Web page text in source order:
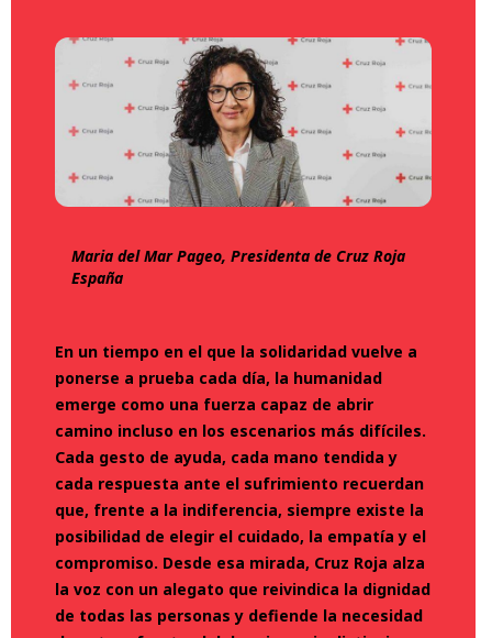
Maria del Mar Pageo, Presidenta de Cruz Roja
España
En un tiempo en el que la solidaridad vuelve a
ponerse a prueba cada día, la humanidad
emerge como una fuerza capaz de abrir
camino incluso en los escenarios más difíciles.
Cada gesto de ayuda, cada mano tendida y
cada respuesta ante el sufrimiento recuerdan
que, frente a la indiferencia, siempre existe la
posibilidad de elegir el cuidado, la empatía y el
compromiso. Desde esa mirada, Cruz Roja alza
la voz con un alegato que reivindica la dignidad
de todas las personas y defiende la necesidad